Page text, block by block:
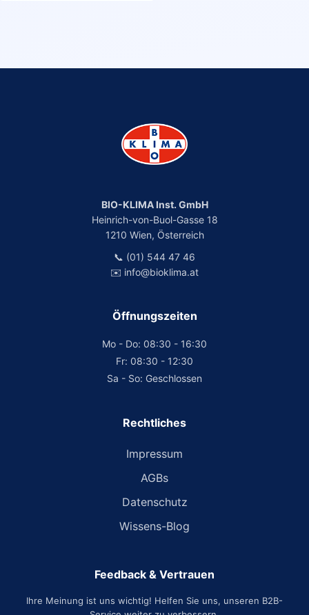
BIO-KLIMA Inst. GmbH
Heinrich-von-Buol-Gasse 18
1210 Wien, Österreich
📞 (01) 544 47 46
✉️ info@bioklima.at
Öffnungszeiten
Mo - Do: 08:30 - 16:30
Fr: 08:30 - 12:30
Sa - So: Geschlossen
Rechtliches
Impressum
AGBs
Datenschutz
Wissens-Blog
Feedback & Vertrauen
Ihre Meinung ist uns wichtig! Helfen Sie uns, unseren B2B-